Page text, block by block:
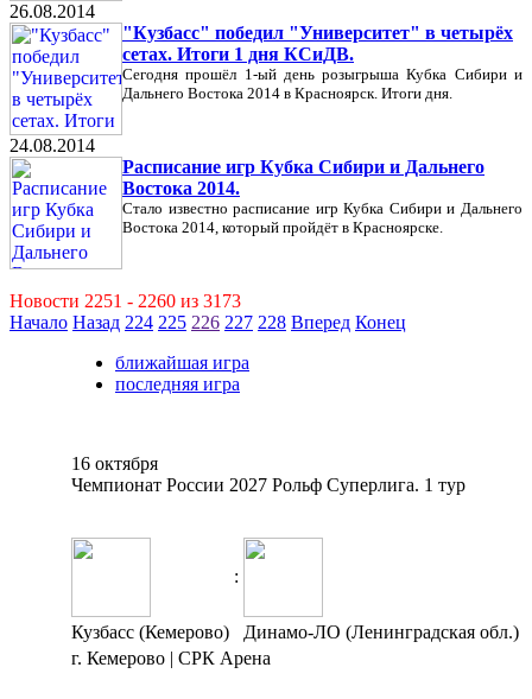
26.08.2014
"Кузбасс" победил "Университет" в четырёх
сетах. Итоги 1 дня КСиДВ.
Сегодня прошёл 1-ый день розыгрыша Кубка Сибири и
Дальнего Востока 2014 в Красноярск. Итоги дня.
24.08.2014
Расписание игр Кубка Сибири и Дальнего
Востока 2014.
Стало известно расписание игр Кубка Сибири и Дальнего
Востока 2014, который пройдёт в Красноярске.
Новости 2251 - 2260 из 3173
Начало Назад 224 225 226 227 228 Вперед Конец
ближайшая игра
последняя игра
16 октября
Чемпионат России 2027 Рольф Суперлига. 1 тур
:
Кузбасс (Кемерово)
Динамо-ЛО (Ленинградская обл.)
г. Кемерово | СРК Арена